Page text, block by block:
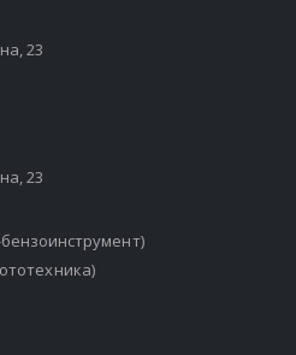
23
23
бензоинструмент)